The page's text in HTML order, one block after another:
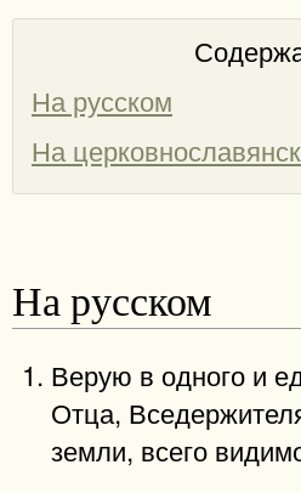
На русском
На
На русском
Верую в одного и
Отца,
земли, всего